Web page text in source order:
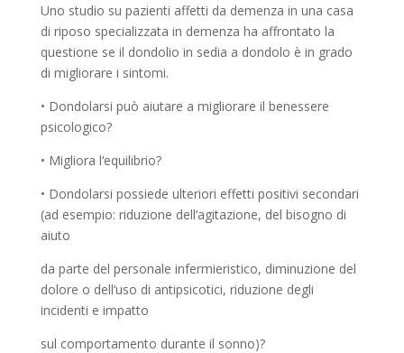
Uno studio su pazienti affetti da demenza in una casa
di riposo specializzata in demenza ha affrontato la
questione se il dondolio in sedia a dondolo è in grado
di migliorare i sintomi.
• Dondolarsi può aiutare a migliorare il benessere
psicologico?
• Migliora l‘equilibrio?
• Dondolarsi possiede ulteriori effetti positivi secondari
(ad esempio: riduzione dell‘agitazione, del bisogno di
aiuto
da parte del personale infermieristico, diminuzione del
dolore o dell‘uso di antipsicotici, riduzione degli
incidenti e impatto
sul comportamento durante il sonno)?